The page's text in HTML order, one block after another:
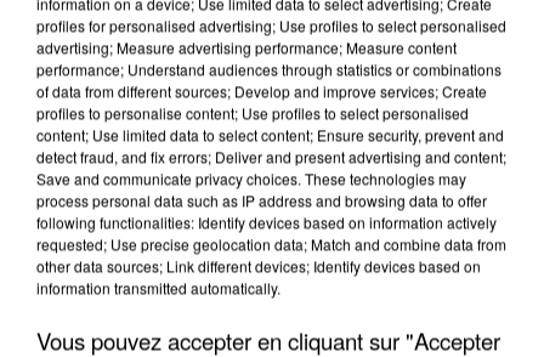
APRÈS TOUTES CES CANICULES, LES REFUGES
DE FAUNE SAUVAGE SONT...
profiles for personalised advertising; Use profiles to select personalised
advertising; Measure advertising performance; Measure content
performance; Understand audiences through statistics or combinations
of data from different sources; Develop and improve services; Create
profiles to personalise content; Use profiles to select personalised
content; Use limited data to select content; Ensure security, prevent and
detect fraud, and fix errors; Deliver and present advertising and content;
Save and communicate privacy choices. These technologies may
process personal data such as IP address and browsing data to offer
following functionalities: Identify devices based on information actively
requested; Use precise geolocation data; Match and combine data from
other data sources; Link different devices; Identify devices based on
information transmitted automatically.
Vous pouvez accepter en cliquant sur "Accepter